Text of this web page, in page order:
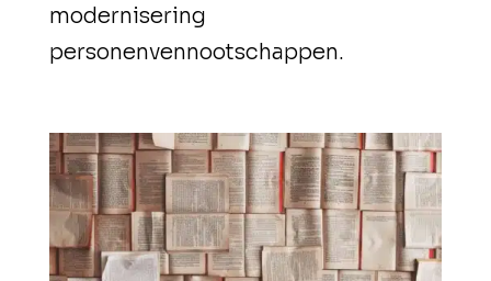
modernisering
personenvennootschappen.